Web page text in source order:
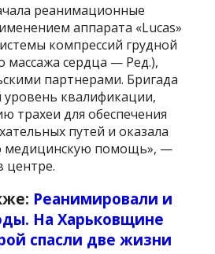
реанимационные
аппарата «Lucas»
компрессий грудной
массажа сердца — Ред.),
партнерами. Бригада
уровень квалификации,
трахеи для обеспечения
путей и оказала
медицинскую помощь», —
центре.
Реанимировали и
На Харьковщине
спасли две жизни